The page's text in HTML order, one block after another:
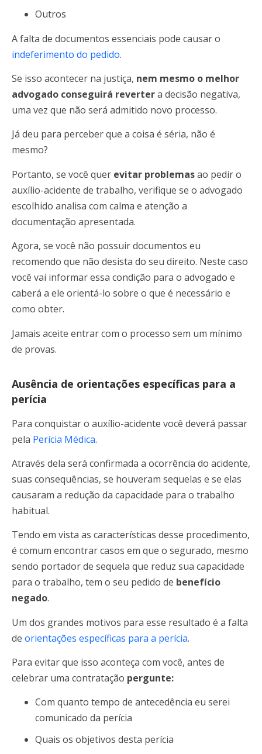
Outros
A falta de documentos essenciais pode causar o
indeferimento do pedido.
Se isso acontecer na justiça, nem mesmo o melhor
advogado conseguirá revertera decisão negativa,
uma vez que não será admitido novo processo.
Já deu para perceber que a coisa é séria, não é
mesmo?
Portanto, se você quer evitar problemasao pedir o
auxílio-acidente de trabalho, verifique se o advogado
escolhido analisa com calma e atenção a
documentação apresentada.
Agora, se você não possuir documentos eu
recomendo que não desista do seu direito. Neste caso
você vai informar essa condição para o advogado e
caberá a ele orientá-lo sobre o que é necessário e
como obter.
Jamais aceite entrar com o processo sem um mínimo
de provas.
Ausência de orientações específicas para a
perícia
Para conquistar o auxílio-acidente você deverá passar
pela Perícia Médica.
Através dela será confirmada a ocorrência do acidente,
suas consequências, se houveram sequelas e se elas
causaram a redução da capacidade para o trabalho
habitual.
Tendo em vista as características desse procedimento,
é comum encontrar casos em que o segurado, mesmo
sendo portador de sequela que reduz sua capacidade
para o trabalho, tem o seu pedido de benefício
negado.
Um dos grandes motivos para esse resultado é a falta
de orientações específicas para a perícia.
Para evitar que isso aconteça com você, antes de
celebrar uma contratação pergunte:
Com quanto tempo de antecedência eu serei
comunicado da perícia
Quais os objetivos desta perícia